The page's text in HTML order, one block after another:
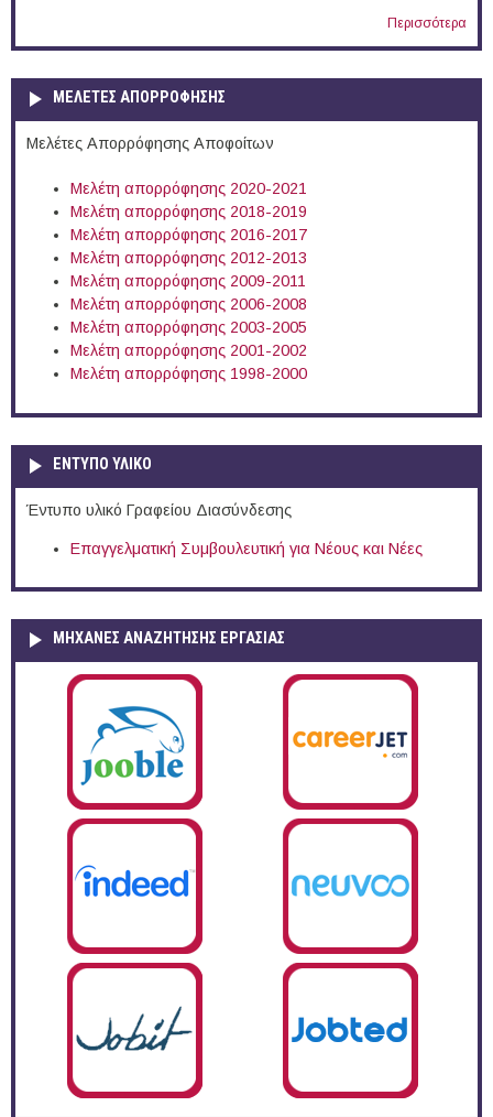
Περισσότερα
ΜΕΛΕΤΕΣ ΑΠΟΡΡΟΦΗΣΗΣ
Μελέτες Απορρόφησης Αποφοίτων
Μελέτη απορρόφησης 2020-2021
Μελέτη απορρόφησης 2018-2019
Μελέτη απορρόφησης 2016-2017
Μελέτη απορρόφησης 2012-2013
Μελέτη απορρόφησης 2009-2011
Μελέτη απορρόφησης 2006-2008
Μελέτη απορρόφησης 2003-2005
Μελέτη απορρόφησης 2001-2002
Μελέτη απορρόφησης 1998-2000
ΕΝΤΥΠΟ ΥΛΙΚΟ
Έντυπο υλικό Γραφείου Διασύνδεσης
Επαγγελματική Συμβουλευτική για Νέους και Νέες
ΜΗΧΑΝΕΣ ΑΝΑΖΗΤΗΣΗΣ ΕΡΓΑΣΙΑΣ